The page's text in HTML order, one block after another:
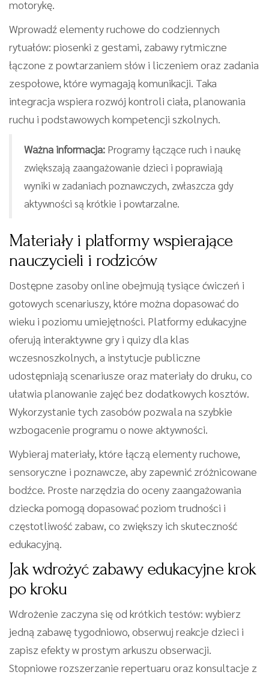
motorykę.
Wprowadź elementy ruchowe do codziennych
rytuałów: piosenki z gestami, zabawy rytmiczne
łączone z powtarzaniem słów i liczeniem oraz zadania
zespołowe, które wymagają komunikacji. Taka
integracja wspiera rozwój kontroli ciała, planowania
ruchu i podstawowych kompetencji szkolnych.
Ważna informacja: Programy łączące ruch i naukę
zwiększają zaangażowanie dzieci i poprawiają
wyniki w zadaniach poznawczych, zwłaszcza gdy
aktywności są krótkie i powtarzalne.
Materiały i platformy wspierające
nauczycieli i rodziców
Dostępne zasoby online obejmują tysiące ćwiczeń i
gotowych scenariuszy, które można dopasować do
wieku i poziomu umiejętności. Platformy edukacyjne
oferują interaktywne gry i quizy dla klas
wczesnoszkolnych, a instytucje publiczne
udostępniają scenariusze oraz materiały do druku, co
ułatwia planowanie zajęć bez dodatkowych kosztów.
Wykorzystanie tych zasobów pozwala na szybkie
wzbogacenie programu o nowe aktywności.
Wybieraj materiały, które łączą elementy ruchowe,
sensoryczne i poznawcze, aby zapewnić zróżnicowane
bodźce. Proste narzędzia do oceny zaangażowania
dziecka pomogą dopasować poziom trudności i
częstotliwość zabaw, co zwiększy ich skuteczność
edukacyjną.
Jak wdrożyć zabawy edukacyjne krok
po kroku
Wdrożenie zaczyna się od krótkich testów: wybierz
jedną zabawę tygodniowo, obserwuj reakcje dzieci i
zapisz efekty w prostym arkuszu obserwacji.
Stopniowe rozszerzanie repertuaru oraz konsultacje z